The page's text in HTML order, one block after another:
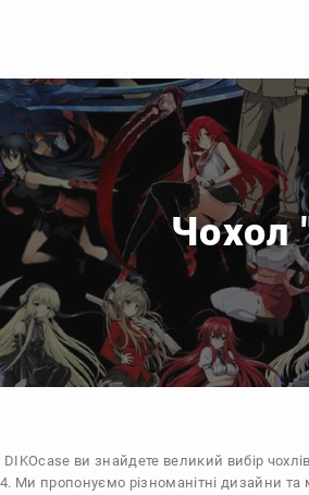
Чохол
DIKOcase ви знайдете великий вибір
Ми пропонуємо різноманітні дизайни та